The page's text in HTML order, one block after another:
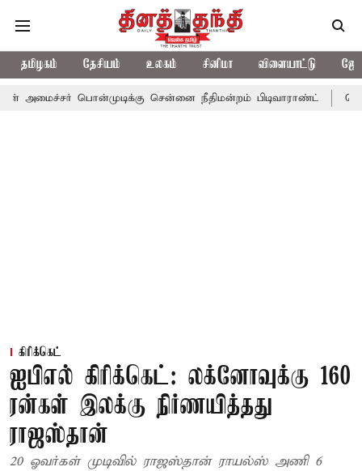
தமிழகம் தேசியம் உலகம் சினிமா விளையாட்டு
சென்னை நீதிமன்றம் பிடிவாராண்ட் தொலைநோக்கு
கிரிக்கெட்
ஐபிஎல் கிரிக்கெட்: லக்னோவுக்கு 160
ரன்கள் இலக்கு நிர்ணயித்தது
ராஜஸ்தான்
20 ஓவர்கள் முடிவில் ராஜஸ்தான் ராயல்ஸ் அணி 6